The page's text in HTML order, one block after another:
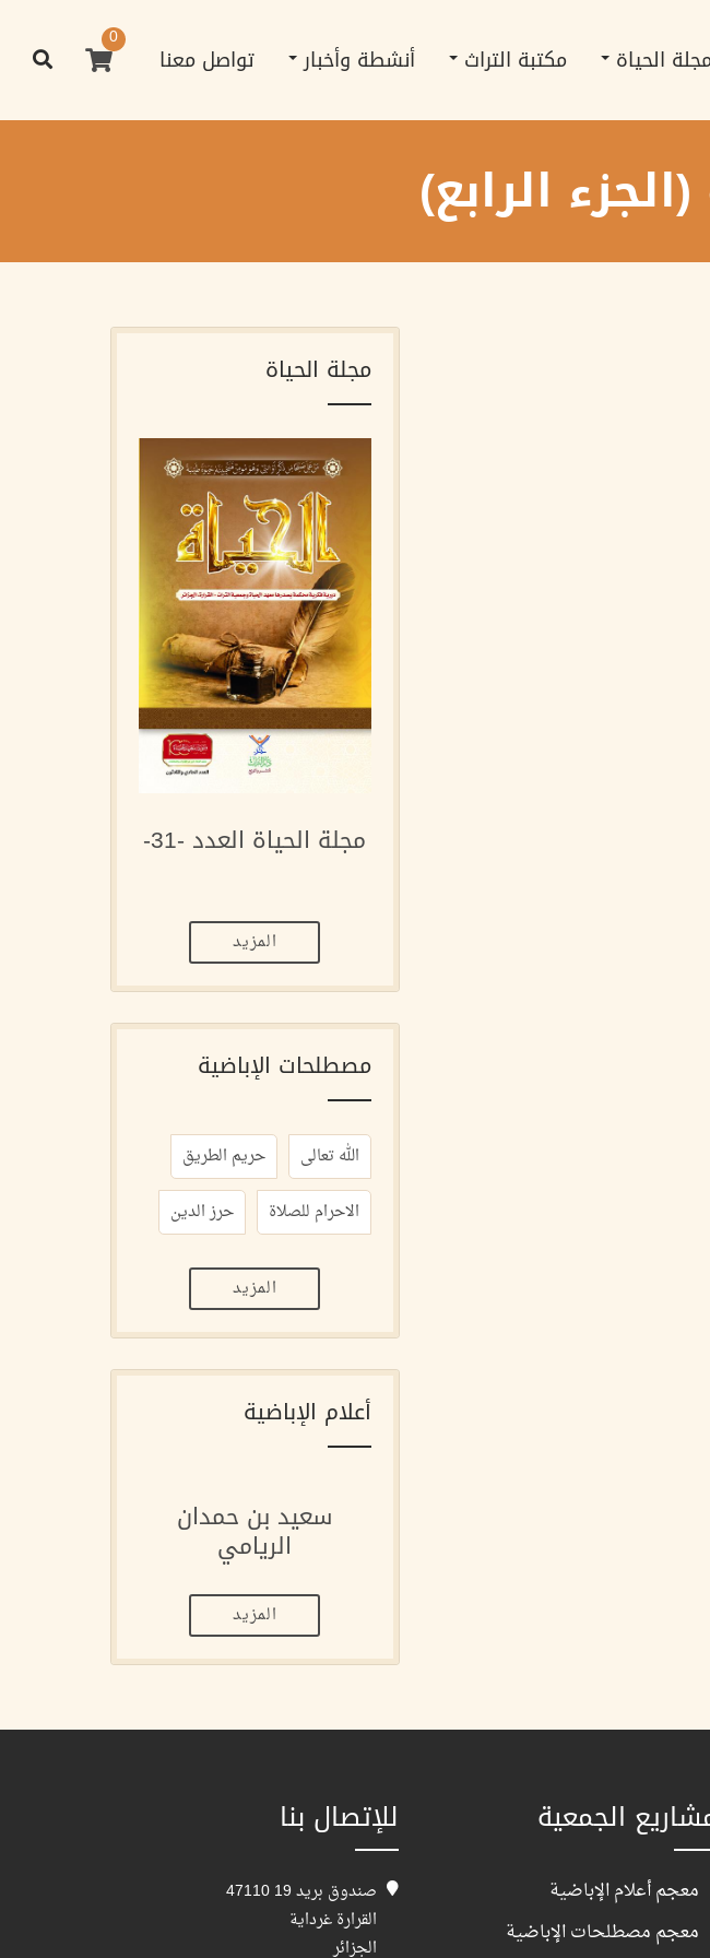
الحياة مكتبة التراث أنشطة وأخبار تواصل معنا
0
الرابع)
مجلة الحياة
مجلة الحياة العدد -31-
المزيد
مصطلحات الإباضية
الله تعالى
حريم الطريق
الاحرام للصلاة
حرز الدين
المزيد
أعلام الإباضية
سعيد بن حمدان
الريامي
المزيد
الجمعية
معجم أعلام الإباضية
معجم مصطلحات الإباضية
للإتصال بنا
صندوق بريد 19 47110
القرارة غرداية
الجزائر